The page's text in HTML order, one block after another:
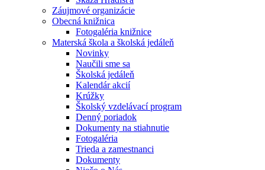
Záujmové organizácie
Obecná knižnica
Fotogaléria knižnice
Materská škola a školská jedáleň
Novinky
Naučili sme sa
Školská jedáleň
Kalendár akcií
Krúžky
Školský vzdelávací program
Denný poriadok
Dokumenty na stiahnutie
Fotogaléria
Trieda a zamestnanci
Dokumenty